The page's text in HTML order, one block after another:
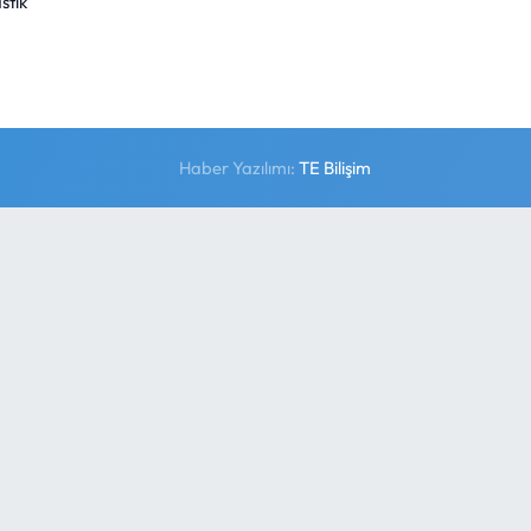
Haber Yazılımı:TE Bilişim